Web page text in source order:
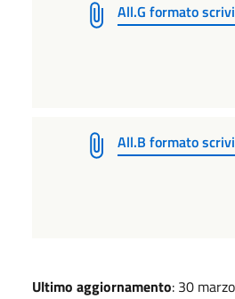
All.G formato
All.B formato
Ultimo aggiornamento: 30